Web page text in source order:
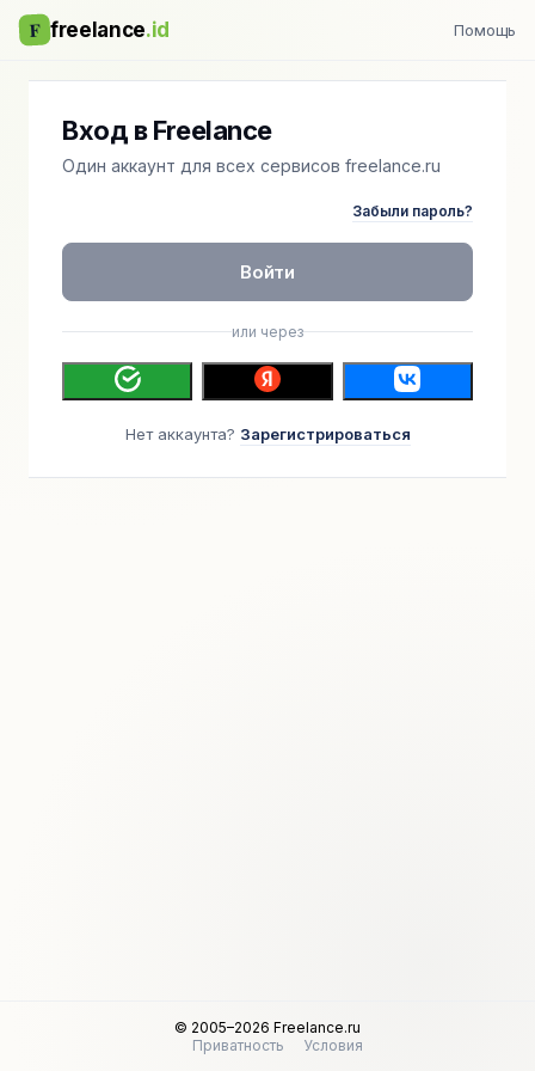
F freelance.id Помощь
Вход в Freelance
Один аккаунт для всех сервисов freelance.ru
Забыли пароль?
Войти
или через
Нет аккаунта? Зарегистрироваться
© 2005–2026 Freelance.ru
Приватность
Условия